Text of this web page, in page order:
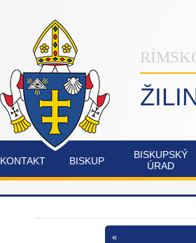
KONTAKT BISKUP
BISKUPSKÝ
ÚRAD
INŠTITÚT
«